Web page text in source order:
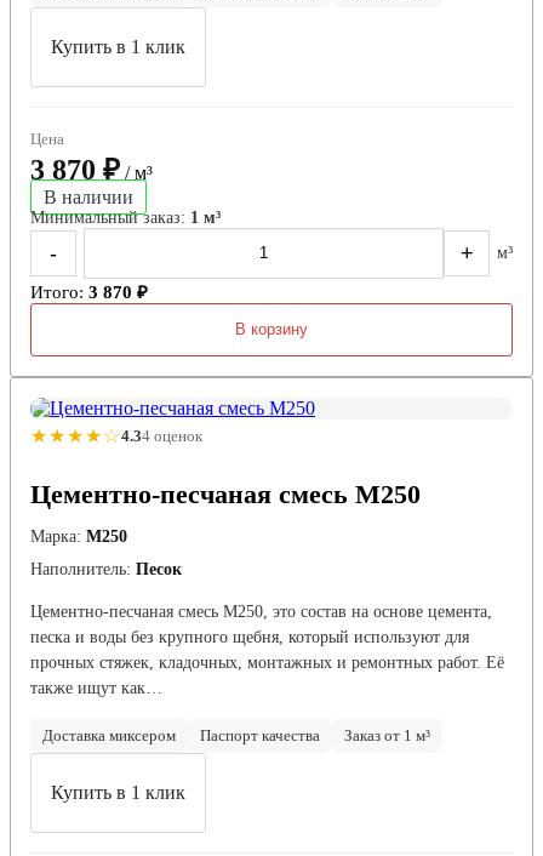
Купить в 1 клик
Цена
3 870 ₽ / м³
В наличии
Минимальный заказ: 1 м³
- + м³
Итого: 3 870 ₽
В корзину
★★★★☆4.34 оценок
Цементно-песчаная смесь М250
Марка: М250
Наполнитель: Песок
Цементно-песчаная смесь М250, это состав на основе цемента,
песка и воды без крупного щебня, который используют для
прочных стяжек, кладочных, монтажных и ремонтных работ. Её
также ищут как…
Доставка миксером Паспорт качества Заказ от 1 м³
Купить в 1 клик